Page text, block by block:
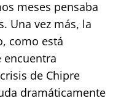
meses pensaba
Una vez más, la
como está
encuentra
de Chipre
dramáticamente